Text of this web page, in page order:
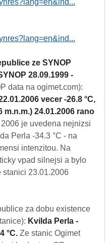
ze SYNOP
28.09.1999 -
data na ogimet.com):
vecer -26.8 °C,
m.n.m.) 24.01.2006 rano
je uvedena nejnizsi
Perla -34.3 °C - na
intenzitou. Na
vpad silnejsi a bylo
stanici 23.01.2006
za dobu existence
Kvilda Perla -
°C. Ze stanic Ogimet